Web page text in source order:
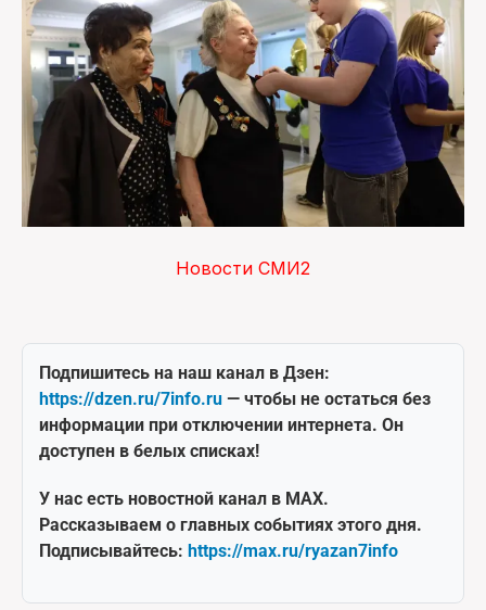
Новости СМИ2
Подпишитесь на наш канал в Дзен:
https://dzen.ru/7info.ru — чтобы не остаться без
информации при отключении интернета. Он
доступен в белых списках!
У нас есть новостной канал в MAX.
Рассказываем о главных событиях этого дня.
Подписывайтесь: https://max.ru/ryazan7info